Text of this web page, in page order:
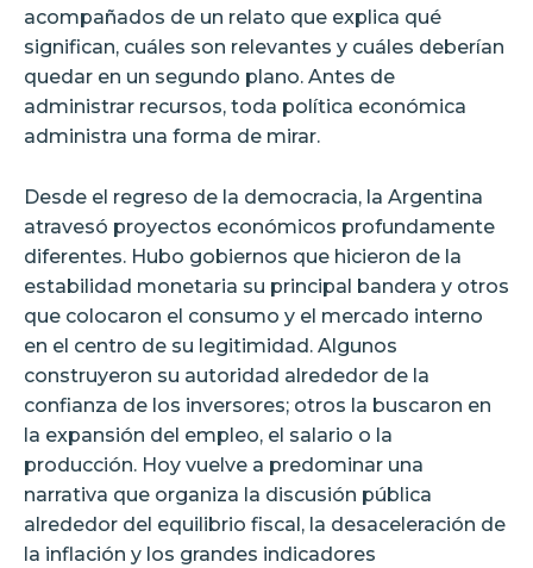
acompañados de un relato que explica qué
significan, cuáles son relevantes y cuáles deberían
quedar en un segundo plano. Antes de
administrar recursos, toda política económica
administra una forma de mirar.
Desde el regreso de la democracia, la Argentina
atravesó proyectos económicos profundamente
diferentes. Hubo gobiernos que hicieron de la
estabilidad monetaria su principal bandera y otros
que colocaron el consumo y el mercado interno
en el centro de su legitimidad. Algunos
construyeron su autoridad alrededor de la
confianza de los inversores; otros la buscaron en
la expansión del empleo, el salario o la
producción. Hoy vuelve a predominar una
narrativa que organiza la discusión pública
alrededor del equilibrio fiscal, la desaceleración de
la inflación y los grandes indicadores